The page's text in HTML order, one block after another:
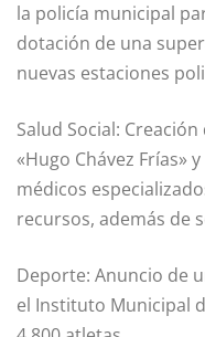
la policía municipal
dotación de una
nuevas estaciones
Salud Social:
«Hugo Chávez Frías»
médicos
recursos, además de
Deporte: Anuncio de
el Instituto Municipal